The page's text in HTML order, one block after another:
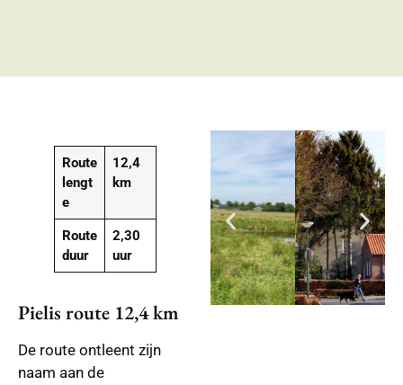
Route
lengt
e
12,4
km
Route
duur
2,30
uur
Pielis route 12,4 km
De route ontleent zijn
naam aan de